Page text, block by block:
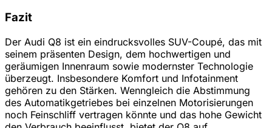
Fazit
Der Audi Q8 ist ein eindrucksvolles SUV-Coupé, das mit
seinem präsenten Design, dem hochwertigen und
geräumigen Innenraum sowie modernster Technologie
überzeugt. Insbesondere Komfort und Infotainment
gehören zu den Stärken. Wenngleich die Abstimmung
des Automatikgetriebes bei einzelnen Motorisierungen
noch Feinschliff vertragen könnte und das hohe Gewicht